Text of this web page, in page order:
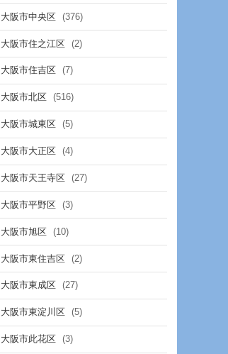
大阪市中央区 (376)
大阪市住之江区 (2)
大阪市住吉区 (7)
大阪市北区 (516)
大阪市城東区 (5)
大阪市大正区 (4)
大阪市天王寺区 (27)
大阪市平野区 (3)
大阪市旭区 (10)
大阪市東住吉区 (2)
大阪市東成区 (27)
大阪市東淀川区 (5)
大阪市此花区 (3)